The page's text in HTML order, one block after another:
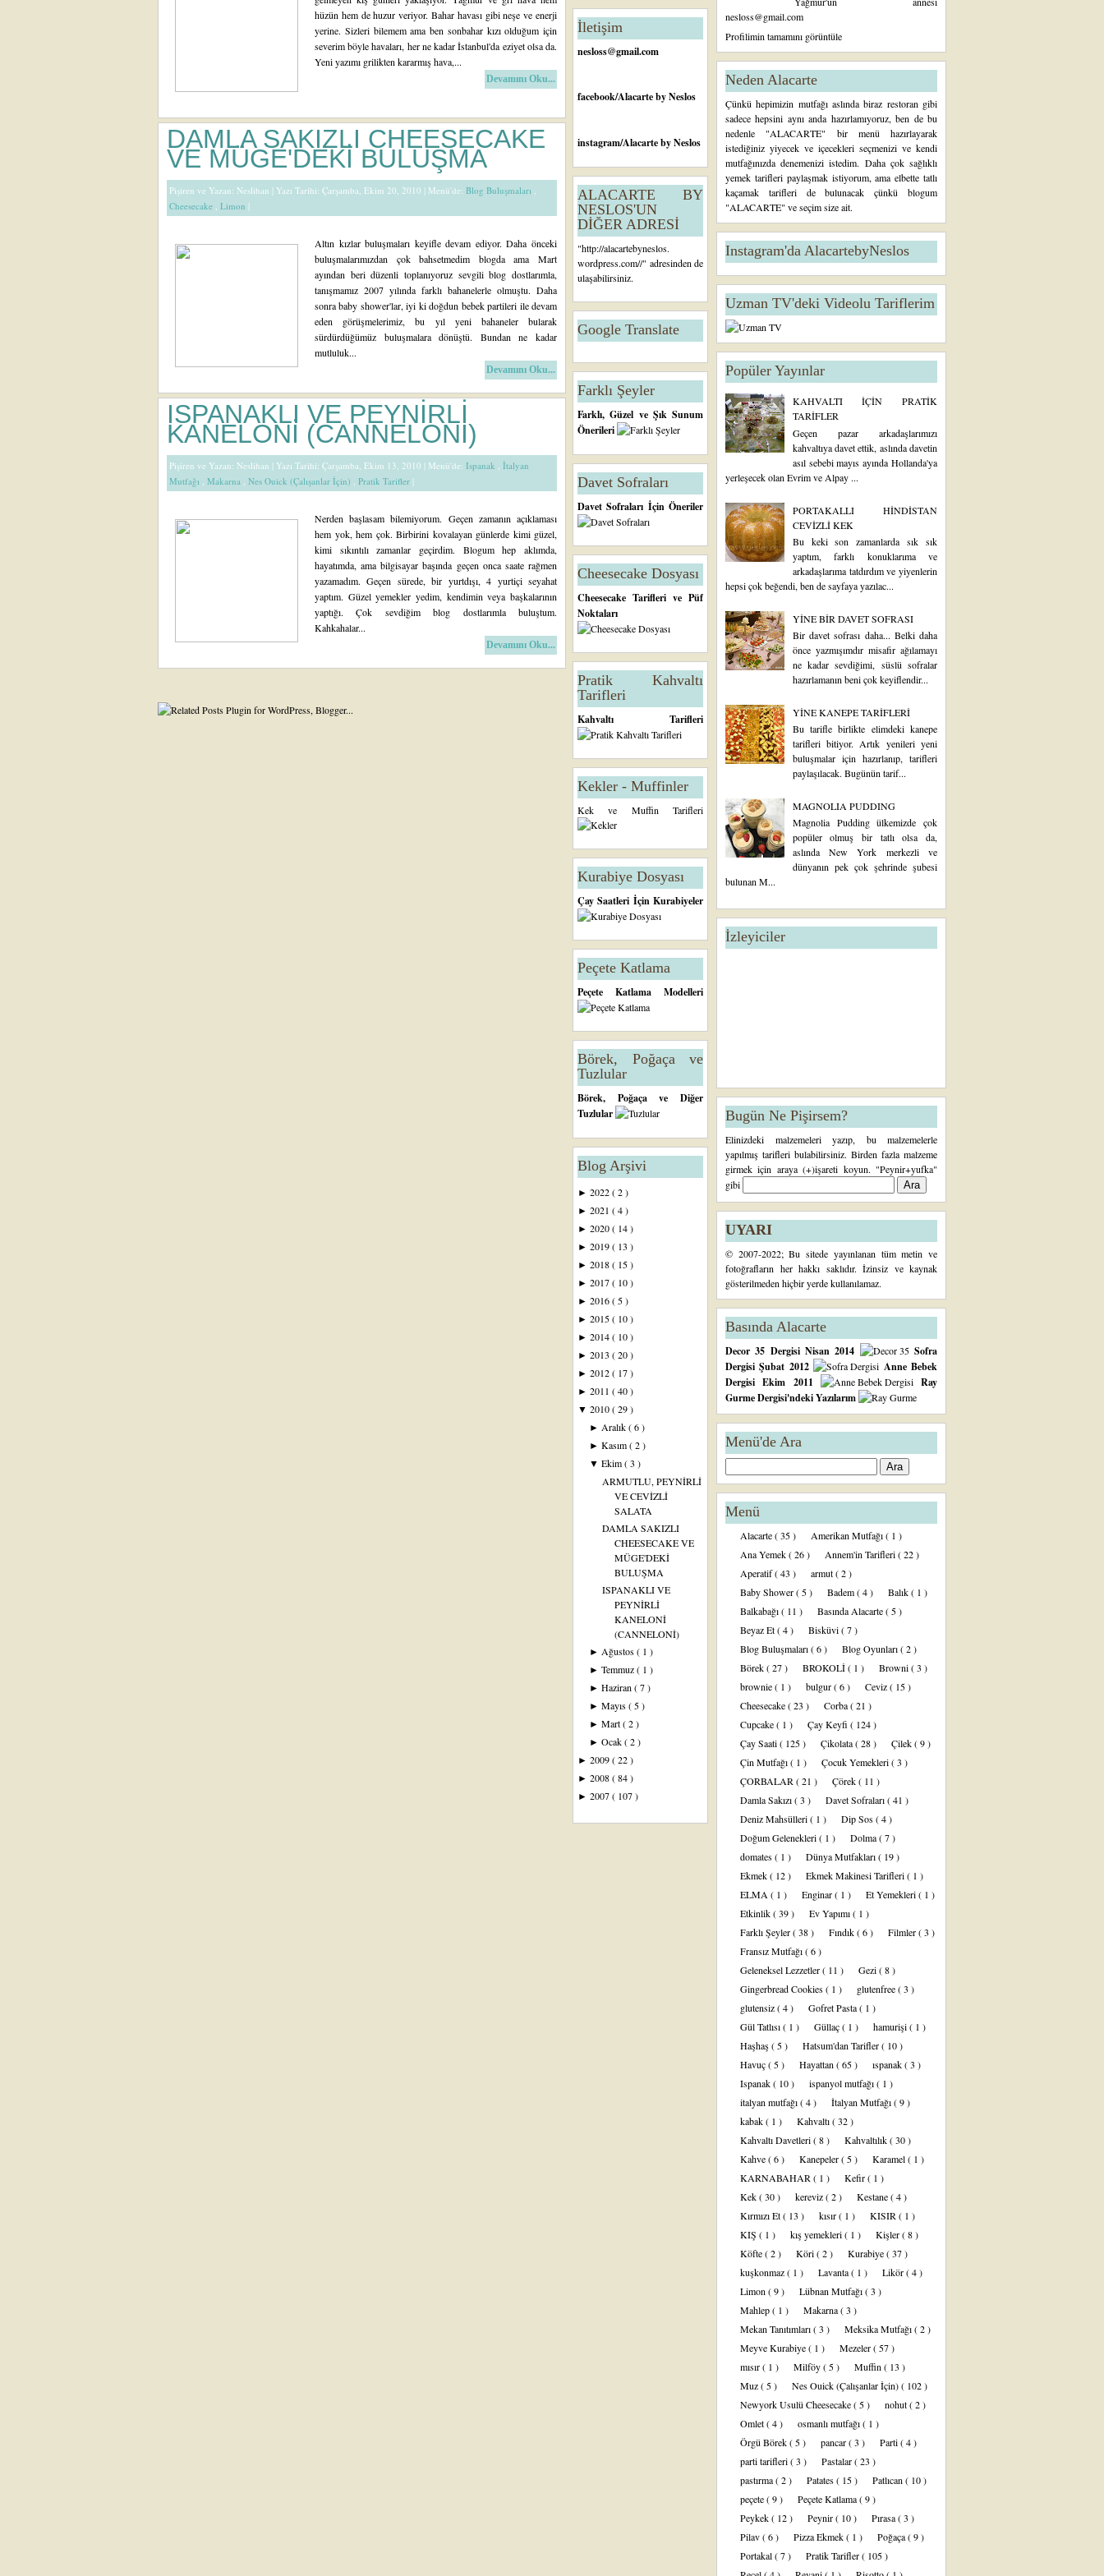
hüzün hem de huzur veriyor. Bahar havası gibi neşe ve enerji
yerine. Sizleri bilemem ama ben sonbahar kızı olduğum için
severim böyle havaları, her ne kadar İstanbul'da eziyet olsa da.
Yeni yazımı grilikten kararmış hava,...
Devamını Oku...
DAMLA SAKIZLI CHEESECAKE
VE MÜGE'DEKİ BULUŞMA
Pişiren ve Yazan: Neslihan | Yazı Tarihi: Çarşamba, Ekim 20, 2010 | Menü'de: Blog Buluşmaları ,
Cheesecake , Limon |
Altın kızlar buluşmaları keyifle devam ediyor. Daha önceki
buluşmalarımızdan çok bahsetmedim blogda ama Mart
ayından beri düzenli toplanıyoruz sevgili blog dostlarımla,
tanışmamız 2007 yılında farklı bahanelerle olmuştu. Daha
sonra baby shower'lar, iyi ki doğdun bebek partileri ile devam
eden görüşmelerimiz, bu yıl yeni bahaneler bularak
sürdürdüğümüz buluşmalara dönüştü. Bundan ne kadar
mutluluk...
Devamını Oku...
ISPANAKLI VE PEYNİRLİ
KANELONİ (CANNELONİ)
Pişiren ve Yazan: Neslihan | Yazı Tarihi: Çarşamba, Ekim 13, 2010 | Menü'de: Ispanak , İtalyan
Mutfağı , Makarna , Nes Ouick (Çalışanlar İçin) , Pratik Tarifler |
Nerden başlasam bilemiyorum. Geçen zamanın açıklaması
hem yok, hem çok. Birbirini kovalayan günlerde kimi güzel,
kimi sıkıntılı zamanlar geçirdim. Blogum hep aklımda,
hayatımda, ama bilgisayar başında geçen onca saate rağmen
yazamadım. Geçen sürede, bir yurtdışı, 4 yurtiçi seyahat
yaptım. Güzel yemekler yedim, kendimin veya başkalarının
yaptığı. Çok sevdiğim blog dostlarımla buluştum.
Kahkahalar...
Devamını Oku...
a
İletişim
nesloss@gmail.com
facebook/Alacarte by Neslos
instagram/Alacarte by Neslos
ALACARTE BY
NESLOS'UN
DİĞER ADRESİ
"http://alacartebyneslos.
wordpress.com//" adresinden de
ulaşabilirsiniz.
Google Translate
Farklı Şeyler
Farklı, Güzel ve Şık Sunum
Önerileri
Davet Sofraları
Davet Sofraları İçin Öneriler
Cheesecake Dosyası
Cheesecake Tarifleri ve Püf
Noktaları
Pratik Kahvaltı
Tarifleri
Kahvaltı Tarifleri
Kekler - Muffinler
Kek ve Muffin Tarifleri
Kurabiye Dosyası
Çay Saatleri İçin Kurabiyeler
Peçete Katlama
Peçete Katlama Modelleri
Börek, Poğaça ve
Tuzlular
Börek, Poğaça ve Diğer
Tuzlular
Blog Arşivi
► 2022( 2 )
► 2021 ( 4 )
► 2020( 14 )
► 2019( 13 )
► 2018( 15 )
► 2017( 10 )
► 2016( 5 )
► 2015( 10 )
► 2014( 10 )
► 2013 ( 20 )
► 2012( 17 )
► 2011 ( 40 )
▼ 2010( 29 )
►Aralık( 6 )
►Kasım( 2 )
▼Ekim( 3 )
ARMUTLU, PEYNİRLİ
VE CEVİZLİ
SALATA
DAMLA SAKIZLI
CHEESECAKE VE
MÜGE'DEKİ
BULUŞMA
ISPANAKLI VE
PEYNİRLİ
KANELONİ
(CANNELONİ)
►Ağustos( 1 )
►Temmuz( 1 )
►Haziran( 7 )
►Mayıs( 5 )
►Mart( 2 )
►Ocak( 2 )
► 2009( 22 )
► 2008( 84 )
► 2007( 107 )
nesloss@gmail.com
Profilimin tamamını görüntüle
Neden Alacarte
Çünkü hepimizin mutfağı aslında biraz restoran gibi
sadece hepsini aynı anda hazırlamıyoruz, ben de bu
nedenle "ALACARTE" bir menü hazırlayarak
istediğiniz yiyecek ve içecekleri seçmenizi ve kendi
mutfağınızda denemenizi istedim. Daha çok sağlıklı
yemek tarifleri paylaşmak istiyorum, ama elbette tatlı
kaçamak tarifleri de bulunacak çünkü blogum
"ALACARTE" ve seçim size ait.
Instagram'da AlacartebyNeslos
Uzman TV'deki Videolu Tariflerim
Popüler Yayınlar
KAHVALTI İÇİN PRATİK
TARİFLER
Geçen pazar arkadaşlarımızı
kahvaltıya davet ettik, aslında davetin
asıl sebebi mayıs ayında Hollanda'ya
yerleşecek olan Evrim ve Alpay ...
PORTAKALLI HİNDİSTAN
CEVİZLİ KEK
Bu keki son zamanlarda sık sık
yaptım, farklı konuklarıma ve
arkadaşlarıma tatdırdım ve yiyenlerin
hepsi çok beğendi, ben de sayfaya yazılac...
YİNE BİR DAVET SOFRASI
Bir davet sofrası daha... Belki daha
önce yazmışımdır misafir ağılamayı
ne kadar sevdiğimi, süslü sofralar
hazırlamanın beni çok keyiflendir...
YİNE KANEPE TARİFLERİ
Bu tarifle birlikte elimdeki kanepe
tarifleri bitiyor. Artık yenileri yeni
buluşmalar için hazırlanıp, tarifleri
paylaşılacak. Bugünün tarif...
MAGNOLIA PUDDING
Magnolia Pudding ülkemizde çok
popüler olmuş bir tatlı olsa da,
aslında New York merkezli ve
dünyanın pek çok şehrinde şubesi
bulunan M...
İzleyiciler
Bugün Ne Pişirsem?
Elinizdeki malzemeleri yazıp, bu malzemelerle
yapılmış tarifleri bulabilirsiniz. Birden fazla malzeme
girmek için araya (+)işareti koyun. "Peynir+yufka"
gibi
UYARI
© 2007-2022; Bu sitede yayınlanan tüm metin ve
fotoğrafların her hakkı saklıdır. İzinsiz ve kaynak
gösterilmeden hiçbir yerde kullanılamaz.
Basında Alacarte
Decor 35 Dergisi Nisan 2014
Sofra
Dergisi Şubat 2012
Anne Bebek
Dergisi Ekim 2011
Ray
Gurme Dergisi'ndeki Yazılarım
Menü'de Ara
Menü
Alacarte( 35 ) Amerikan Mutfağı( 1 )
Ana Yemek( 26 ) Annem'in Tarifleri( 22 )
Aperatif( 43 ) armut( 2 )
Baby Shower( 5 ) Badem( 4 ) Balık( 1 )
Balkabağı( 11 ) Basında Alacarte( 5 )
Beyaz Et( 4 ) Bisküvi( 7 )
Blog Buluşmaları( 6 ) Blog Oyunları( 2 )
Börek( 27 ) BROKOLİ( 1 ) Browni( 3 )
brownie( 1 ) bulgur( 6 ) Ceviz( 15 )
Cheesecake( 23 ) Corba( 21 )
Cupcake( 1 ) Çay Keyfi ( 124 )
Çay Saati( 125 ) Çikolata( 28 ) Çilek( 9 )
Çin Mutfağı( 1 ) Çocuk Yemekleri( 3 )
ÇORBALAR ( 21 ) Çörek( 11 )
Damla Sakızı( 3 ) Davet Sofraları( 41 )
Deniz Mahsülleri( 1 ) Dip Sos( 4 )
Doğum Gelenekleri( 1 ) Dolma( 7 )
domates( 1 ) Dünya Mutfakları( 19 )
Ekmek( 12 ) Ekmek Makinesi Tarifleri( 1 )
ELMA ( 1 ) Enginar( 1 ) Et Yemekleri( 1 )
Etkinlik( 39 ) Ev Yapımı( 1 )
Farklı Şeyler( 38 ) Fındık( 6 ) Filmler( 3 )
Fransız Mutfağı( 6 )
Geleneksel Lezzetler( 11 ) Gezi( 8 )
Gingerbread Cookies( 1 ) glutenfree( 3 )
glutensiz( 4 ) Gofret Pasta( 1 )
Gül Tatlısı( 1 ) Güllaç( 1 ) hamurişi( 1 )
Haşhaş( 5 ) Hatsum'dan Tarifler( 10 )
Havuç( 5 ) Hayattan ( 65 ) ıspanak( 3 )
Ispanak( 10 ) ispanyol mutfağı( 1 )
italyan mutfağı( 4 ) İtalyan Mutfağı( 9 )
kabak( 1 ) Kahvaltı( 32 )
Kahvaltı Davetleri( 8 ) Kahvaltılık( 30 )
Kahve( 6 ) Kanepeler( 5 ) Karamel( 1 )
KARNABAHAR ( 1 ) Kefir( 1 )
Kek( 30 ) kereviz( 2 ) Kestane( 4 )
Kırmızı Et( 13 ) kısır( 1 ) KISIR ( 1 )
KIŞ ( 1 ) kış yemekleri( 1 ) Kişler( 8 )
Köfte( 2 ) Köri( 2 ) Kurabiye( 37 )
kuşkonmaz( 1 ) Lavanta( 1 ) Likör( 4 )
Limon ( 9 ) Lübnan Mutfağı( 3 )
Mahlep( 1 ) Makarna( 3 )
Mekan Tanıtımları( 3 ) Meksika Mutfağı( 2 )
Meyve Kurabiye( 1 ) Mezeler( 57 )
mısır( 1 ) Milföy( 5 ) Muffin ( 13 )
Muz( 5 ) Nes Ouick (Çalışanlar İçin)( 102 )
Newyork Usulü Cheesecake( 5 ) nohut( 2 )
Omlet( 4 ) osmanlı mutfağı( 1 )
Örgü Börek( 5 ) pancar( 3 ) Parti( 4 )
parti tarifleri( 3 ) Pastalar( 23 )
pastırma( 2 ) Patates( 15 ) Patlıcan ( 10 )
peçete( 9 ) Peçete Katlama( 9 )
Peykek( 12 ) Peynir( 10 ) Pırasa( 3 )
Pilav( 6 ) Pizza Ekmek( 1 ) Poğaça( 9 )
Portakal( 7 ) Pratik Tarifler( 105 )